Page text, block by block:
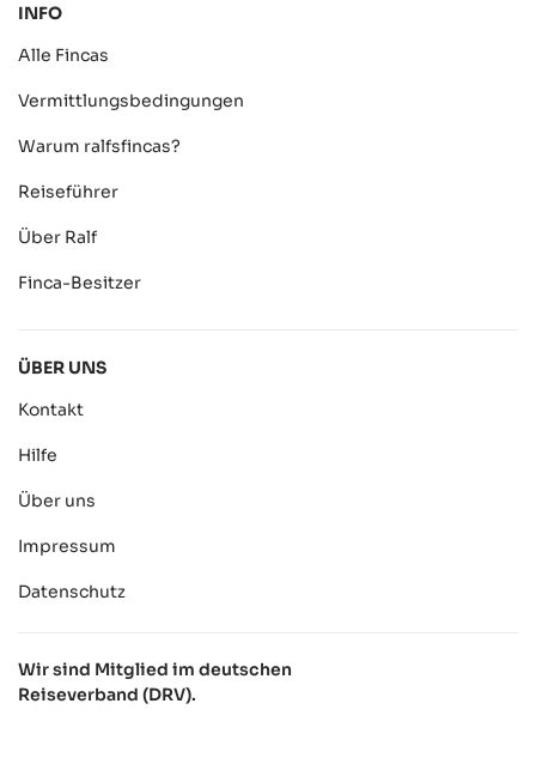
INFO
Alle Fincas
Vermittlungsbedingungen
Warum ralfsfincas?
Reiseführer
Über Ralf
Finca-Besitzer
ÜBER UNS
Kontakt
Hilfe
Über uns
Impressum
Datenschutz
Wir sind Mitglied im deutschen
Reiseverband (DRV).